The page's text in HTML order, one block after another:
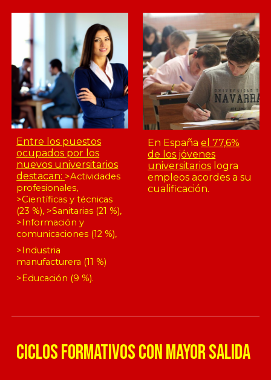
Entre los puestos
ocupados por los
nuevos universitarios
destacan: >Actividades
profesionales,
>Científicas y técnicas
(23 %), >Sanitarias (21 %),
>Información y
comunicaciones (12 %),
>Industria
manufacturera (11 %)
>Educación (9 %).
En Españael 77,6%
de los jóvenes
universitarios logra
empleos acordes a su
cualificación.
ciclos formativos con mayor salida